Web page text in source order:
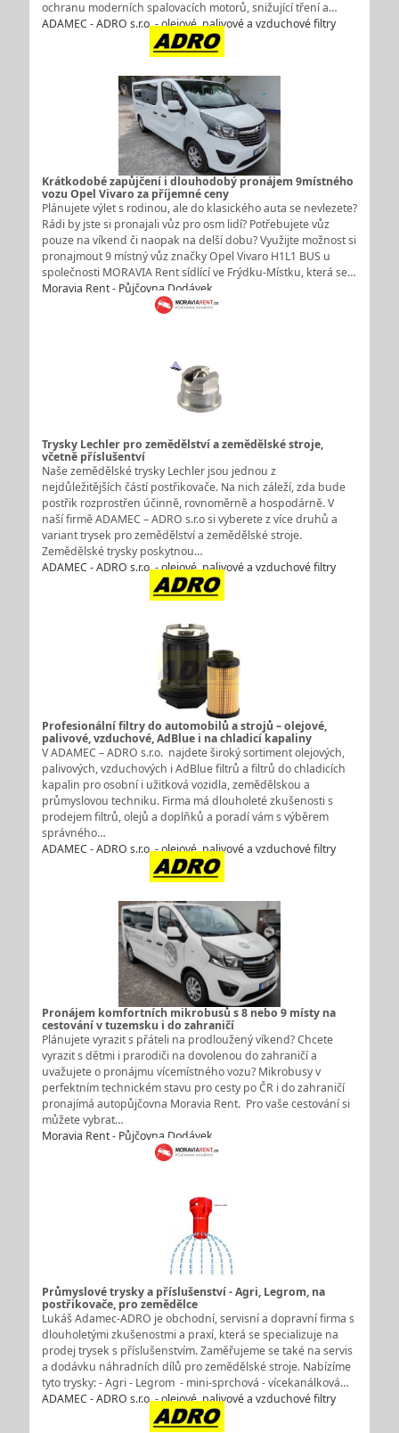
ochranu moderních spalovacích motorů, snižující tření a…
ADAMEC - ADRO s.r.o. - olejové, palivové a vzduchové filtry
Krátkodobé zapůjčení i dlouhodobý pronájem 9místného
vozu Opel Vivaro za příjemné ceny
Plánujete výlet s rodinou, ale do klasického auta se nevlezete?
Rádi by jste si pronajali vůz pro osm lidí? Potřebujete vůz
pouze na víkend či naopak na delší dobu? Využijte možnost si
pronajmout 9 místný vůz značky Opel Vivaro H1L1 BUS u
společnosti MORAVIA Rent sídlící ve Frýdku-Místku, která se…
Moravia Rent - Půjčovna Dodávek
Trysky Lechler pro zemědělství a zemědělské stroje,
včetně příslušentví
Naše zemědělské trysky Lechler jsou jednou z
nejdůležitějších částí postřikovače. Na nich záleží, zda bude
postřik rozprostřen účinně, rovnoměrně a hospodárně. V
naší firmě ADAMEC – ADRO s.r.o si vyberete z více druhů a
variant trysek pro zemědělství a zemědělské stroje.
Zemědělské trysky poskytnou…
ADAMEC - ADRO s.r.o. - olejové, palivové a vzduchové filtry
Profesionální filtry do automobilů a strojů – olejové,
palivové, vzduchové, AdBlue i na chladicí kapaliny
V ADAMEC – ADRO s.r.o. najdete široký sortiment olejových,
palivových, vzduchových i AdBlue filtrů a filtrů do chladicích
kapalin pro osobní i užitková vozidla, zemědělskou a
průmyslovou techniku. Firma má dlouholeté zkušenosti s
prodejem filtrů, olejů a doplňků a poradí vám s výběrem
správného…
ADAMEC - ADRO s.r.o. - olejové, palivové a vzduchové filtry
Pronájem komfortních mikrobusů s 8 nebo 9 místy na
cestování v tuzemsku i do zahraničí
Plánujete vyrazit s přáteli na prodloužený víkend? Chcete
vyrazit s dětmi i prarodiči na dovolenou do zahraničí a
uvažujete o pronájmu vícemístného vozu? Mikrobusy v
perfektním technickém stavu pro cesty po ČR i do zahraničí
pronajímá autopůjčovna Moravia Rent. Pro vaše cestování si
můžete vybrat…
Moravia Rent - Půjčovna Dodávek
Průmyslové trysky a příslušenství - Agri, Legrom, na
postřikovače, pro zemědělce
Lukáš Adamec-ADRO je obchodní, servisní a dopravní firma s
dlouholetými zkušenostmi a praxí, která se specializuje na
prodej trysek s příslušenstvím. Zaměřujeme se také na servis
a dodávku náhradních dílů pro zemědělské stroje. Nabízíme
tyto trysky: - Agri - Legrom - mini-sprchová - vícekanálková…
ADAMEC - ADRO s.r.o. - olejové, palivové a vzduchové filtry